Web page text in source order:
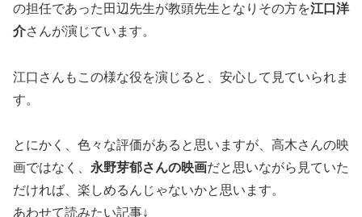
の担任であった田辺先生が教頭先生となりその方を江口洋
介さんが演じています。
江口さんもこの様な役を演じると、安心して見ていられま
す。
とにかく、色々な評価があると思いますが、高木さんの映
画ではなく、 永野芽郁さんの映画だと思いながら見ていた
だければ、楽しめるんじゃないかと思います。
あわせて読みたい記事↓